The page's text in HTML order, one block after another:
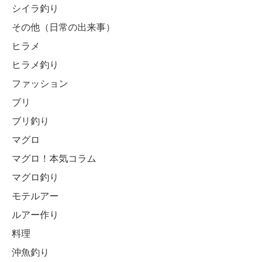
シイラ釣り
その他（日常の出来事）
ヒラメ
ヒラメ釣り
ファッション
ブリ
ブリ釣り
マグロ
マグロ！本気コラム
マグロ釣り
モテルアー
ルアー作り
料理
沖魚釣り